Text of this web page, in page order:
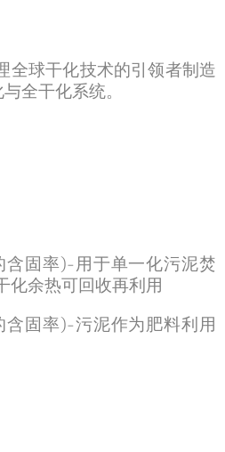
全球干化技术的引领者制造
全干化系统。
含固率)-用于单一化污泥焚
化余热可回收再利用
固率)-污泥作为肥料利用